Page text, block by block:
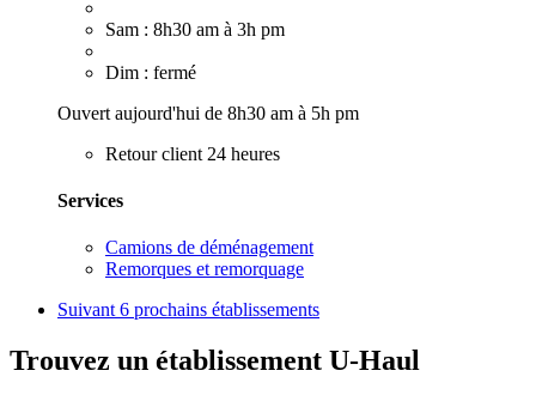
Sam : 8h30 am à 3h pm
Dim : fermé
Ouvert aujourd'hui de 8h30 am à 5h pm
Retour client 24 heures
Services
Camions de déménagement
Remorques et remorquage
Suivant 6 prochains établissements
Trouvez un établissement U-Haul